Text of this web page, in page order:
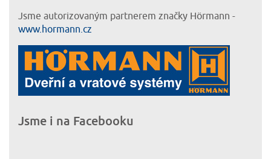
Jsme autorizovaným partnerem značky Hörmann -
www.hormann.cz
Jsme i na Facebooku